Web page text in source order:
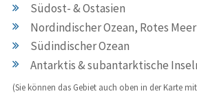
Südost- & Ostasien
Nordindischer Ozean, Rotes Meer
Südindischer Ozean
Antarktis & subantarktische
(Sie können das Gebiet auch oben in der Karte